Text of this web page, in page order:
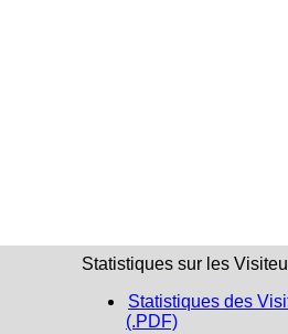
Statistiques sur les
Statistiques des
(.PDF)